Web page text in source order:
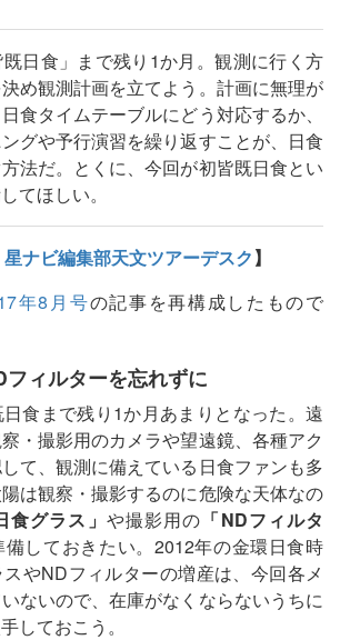
既日食」まで残り1か月。観測に行く方
め観測計画を立てよう。計画に無理が
食タイムテーブルにどう対応するか、
グや予行演習を繰り返すことが、日食
法だ。とくに、今回が初皆既日食とい
てほしい。
星ナビ編集部天文ツアーデスク】
年8月号の記事を再構成したもので
フィルターを忘れずに
食まで残り1か月あまりとなった。遠
・撮影用のカメラや望遠鏡、各種アク
て、観測に備えている日食ファンも多
は観察・撮影するのに危険な天体なの
食グラス」 や撮影用の 「NDフィルタ
備しておきたい。2012年の金環日食時
やNDフィルターの増産は、今回各メ
ないので、在庫がなくならないうちに
しておこう。